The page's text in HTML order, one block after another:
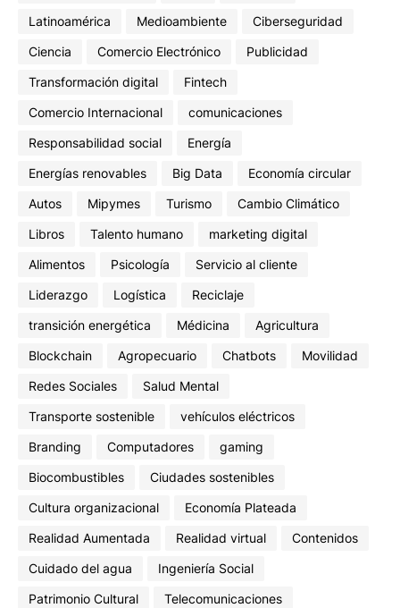
Latinoamérica
Medioambiente
Ciberseguridad
Ciencia
Comercio Electrónico
Publicidad
Transformación digital
Fintech
Comercio Internacional
comunicaciones
Responsabilidad social
Energía
Energías renovables
Big Data
Economía circular
Autos
Mipymes Turismo
Cambio Climático
Libros
Talento humano
marketing digital
Alimentos
Psicología
Servicio al cliente
Liderazgo
Logística
Reciclaje
transición energética
Médicina
Agricultura
Blockchain
Agropecuario Chatbots
Movilidad
Redes Sociales
Salud Mental
Transporte sostenible
vehículos eléctricos
Branding
Computadores
gaming
Biocombustibles
Ciudades sostenibles
Cultura organizacional
Economía Plateada
Realidad Aumentada
Realidad virtual
Contenidos
Cuidado del agua
Ingeniería Social
Patrimonio Cultural
Telecomunicaciones